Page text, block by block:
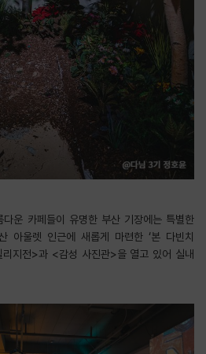
운 카페들이 유명한 부산 기장에는 특별한
아울렛 인근에 새롭게 마련한 ‘본 다빈치
리지전>과 <감성 사진관>을 열고 있어 실내